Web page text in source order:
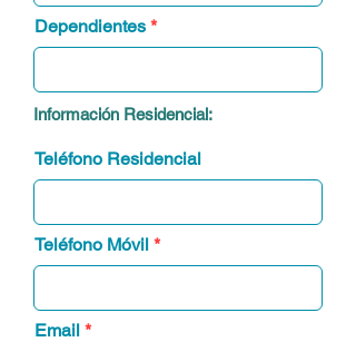
Dependientes
Información Residencial:
Teléfono Residencial
Teléfono Móvil
Email